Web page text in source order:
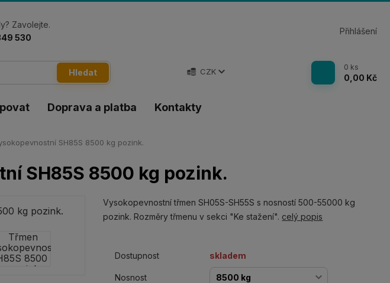
Doprava a platba Kontakty
CZK
Přihlášení
Hledat
Zavolejte.
530
0 ks
0,00 Kč
SH85S 8500 kg pozink.
SH85S 8500 kg pozink.
Vysokopevnostní třmen SH05S-SH55S s nosností 500-55000 kg
pozink. Rozměry třmenu v sekci "Ke stažení". celý popis
Dostupnost skladem
Nosnost